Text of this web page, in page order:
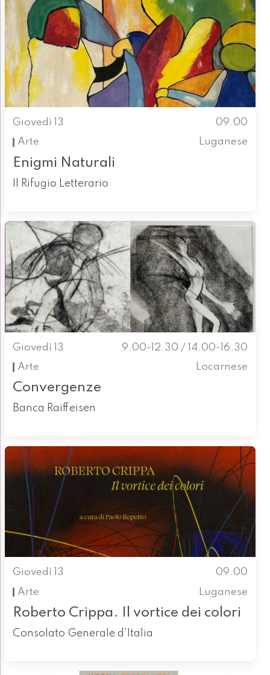
Giovedì 13
09.00
Arte
Luganese
Enigmi Naturali
Il Rifugio Letterario
Giovedì 13
9.00-12.30 / 14.00-16.30
Arte
Locarnese
Convergenze
Banca Raiffeisen
Giovedì 13
09.00
Arte
Luganese
Roberto Crippa. Il vortice dei colori
Consolato Generale d'Italia